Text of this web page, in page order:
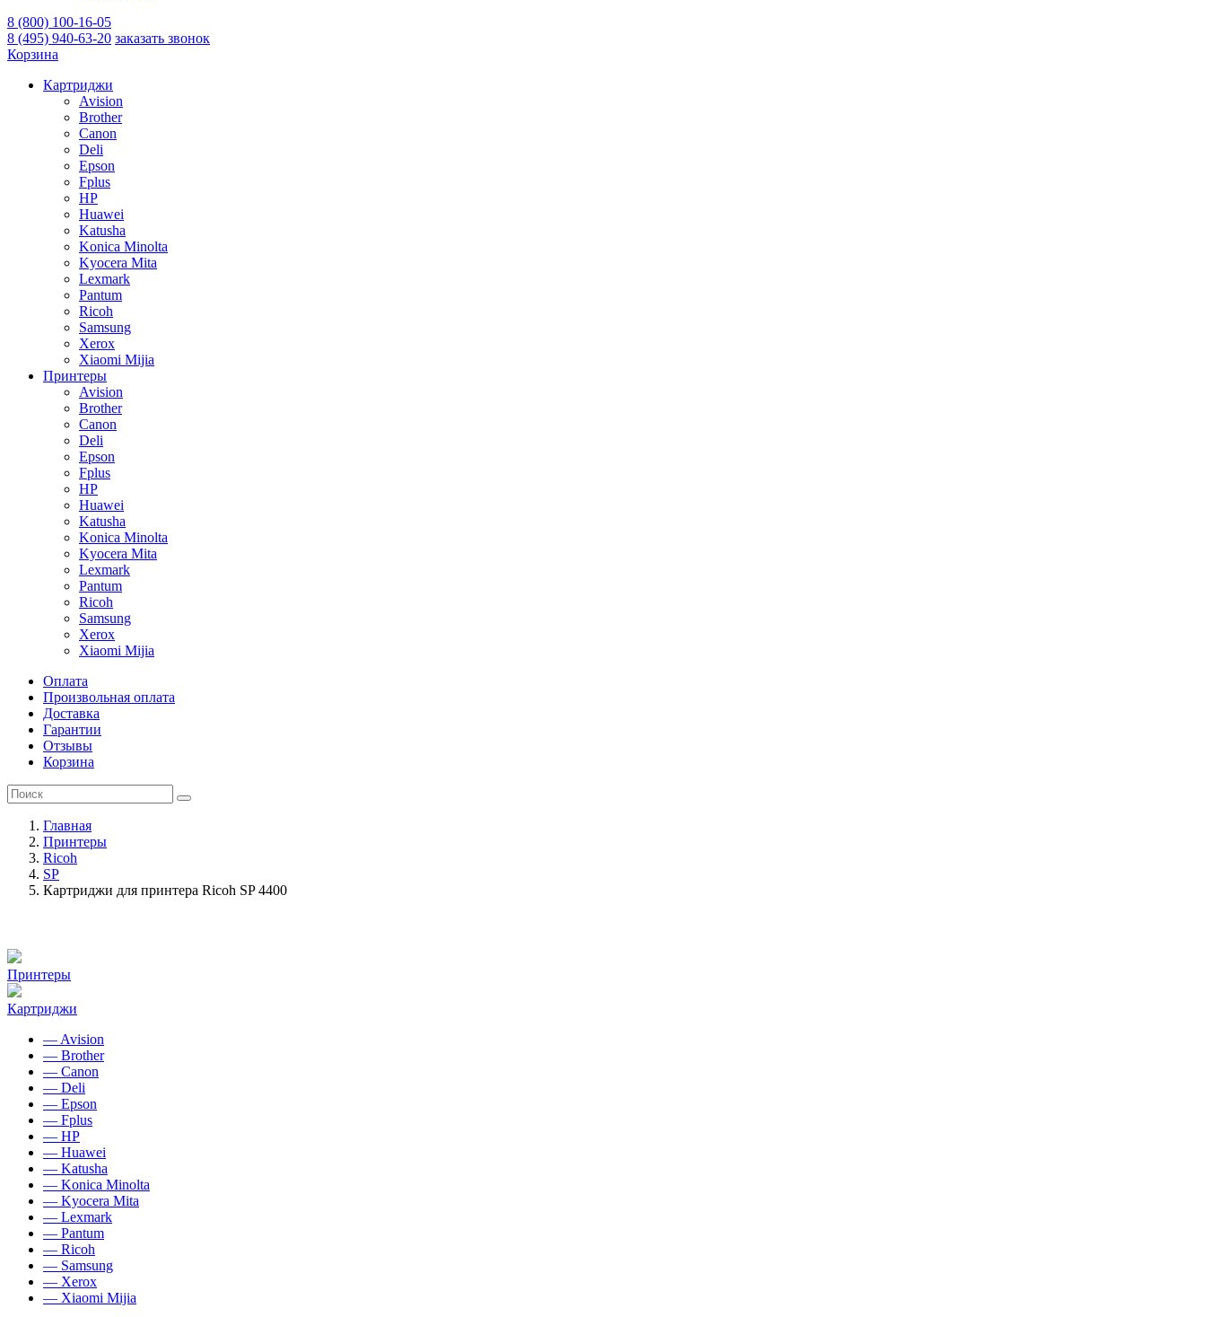
8 (800) 100-16-05
8 (495) 940-63-20 заказать звонок
Корзина
Картриджи
Avision
Brother
Canon
Deli
Epson
Fplus
HP
Huawei
Katusha
Konica Minolta
Kyocera Mita
Lexmark
Pantum
Ricoh
Samsung
Xerox
Xiaomi Mijia
Принтеры
Avision
Brother
Canon
Deli
Epson
Fplus
HP
Huawei
Katusha
Konica Minolta
Kyocera Mita
Lexmark
Pantum
Ricoh
Samsung
Xerox
Xiaomi Mijia
Оплата
Произвольная оплата
Доставка
Гарантии
Отзывы
Корзина
Главная
Принтеры
Ricoh
SP
Картриджи для принтера Ricoh SP 4400
Принтеры
Картриджи
— Avision
— Brother
— Canon
— Deli
— Epson
— Fplus
— HP
— Huawei
— Katusha
— Konica Minolta
— Kyocera Mita
— Lexmark
— Pantum
— Ricoh
— Samsung
— Xerox
— Xiaomi Mijia